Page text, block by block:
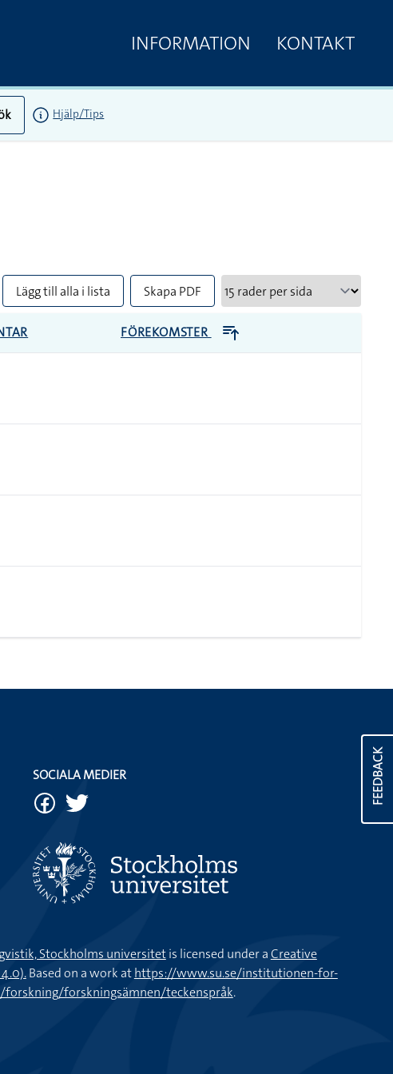
INFORMATION KONTAKT
Hjälp/Tips
Lägg till alla i lista Skapa PDF
FÖREKOMSTER
FEEDBACK
SOCIALA MEDIER
Stockholms universitetis licensed under aCreative
Based on a work athttps://www.su.se/institutionen-for-
forskningsämnen/teckenspråk.